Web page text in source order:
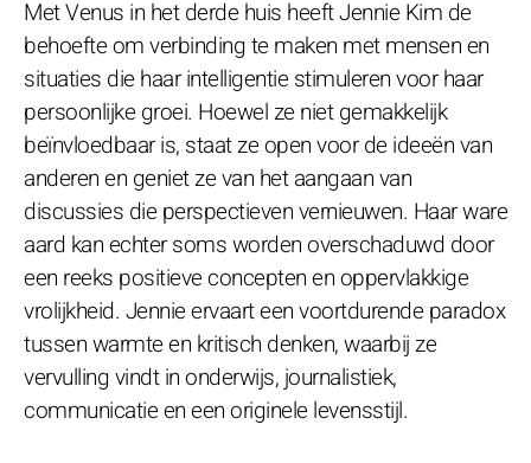
Met Venus in het derde huis heeft Jennie Kim de
behoefte om verbinding te maken met mensen en
situaties die haar intelligentie stimuleren voor haar
persoonlijke groei. Hoewel ze niet gemakkelijk
beïnvloedbaar is, staat ze open voor de ideeën van
anderen en geniet ze van het aangaan van
discussies die perspectieven vernieuwen. Haar ware
aard kan echter soms worden overschaduwd door
een reeks positieve concepten en oppervlakkige
vrolijkheid. Jennie ervaart een voortdurende paradox
tussen warmte en kritisch denken, waarbij ze
vervulling vindt in onderwijs, journalistiek,
communicatie en een originele levensstijl.